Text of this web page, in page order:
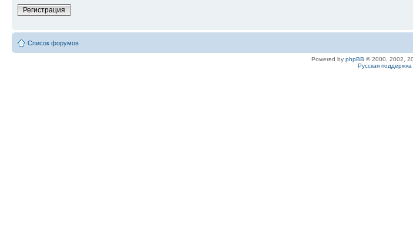
Регистрация
Список форумов
Powered by phpBB © 2000, 2002,
Русская